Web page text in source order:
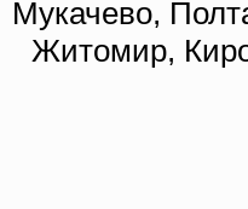
Мукачево,
Житомир,